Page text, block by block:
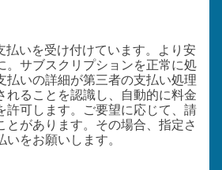
いを受け付けています。より安
。サブスクリプションを正常に処
払いの詳細が第三者の支払い処理
れることを認識し、自動的に料金
許可します。ご要望に応じて、請
とがあります。その場合、指定さ
をお願いします。